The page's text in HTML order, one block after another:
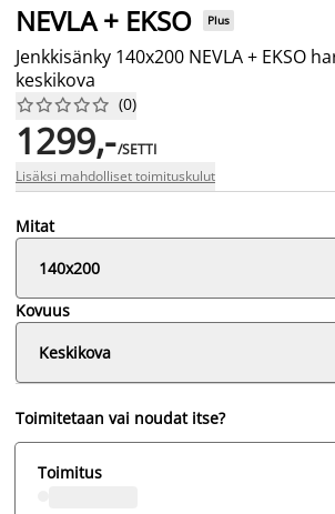
NEVLA + EKSO Plus
Jenkkisänky 140x200 NEVLA + EKSO
keskikova





 (0)
1299,-/SETTI
Lisäksi mahdolliset toimituskulut
Mitat
140x200
Kovuus
Keskikova
Toimitetaan vai noudat itse?
Toimitus